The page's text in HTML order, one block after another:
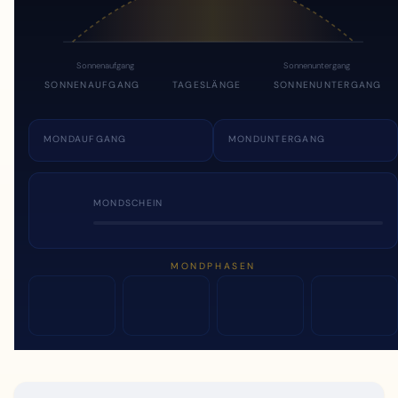
Sonnenaufgang Sonnenuntergang
SONNENAUFGANG TAGESLÄNGE SONNENUNTERGANG
MONDAUFGANG MONDUNTERGANG
MONDSCHEIN
MONDPHASEN